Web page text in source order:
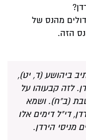
מהנס של
הזה.
ביהושע (ד, יט),
לזה קבעוהו על
(ב"ח). ושמא
די"ל דימים אלו
מניסי הירדן.